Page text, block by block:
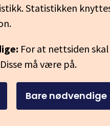
Statistikken
For at nettsiden
må være på.
Bare nødvendige